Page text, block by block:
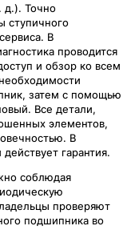
д.). Точно
ступичного
В
проводится
и обзор ко всем
затем с помощью
Все детали,
элементов,
В
гарантия.
соблюдая
проверяют
подшипника во